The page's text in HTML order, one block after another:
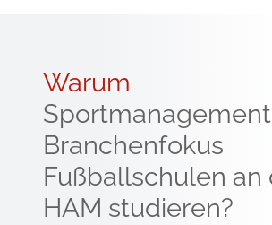
Warum
Branchenfokus
Fußballschulen an
HAM studieren?